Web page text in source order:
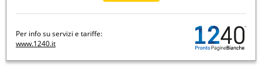
Per info su servizi e tariffe:
www.1240.it